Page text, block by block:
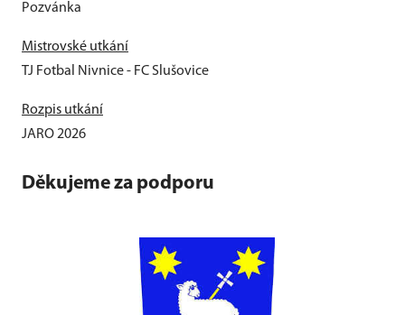
Pozvánka
Mistrovské utkání
TJ Fotbal Nivnice - FC Slušovice
Rozpis utkání
JARO 2026
Děkujeme za podporu